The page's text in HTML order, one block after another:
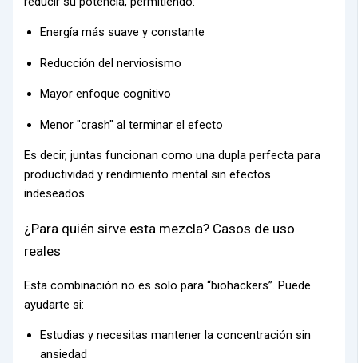
Energía más suave y constante
Reducción del nerviosismo
Mayor enfoque cognitivo
Menor "crash" al terminar el efecto
Es decir, juntas funcionan como una dupla perfecta para
productividad y rendimiento mental sin efectos
indeseados.
¿Para quién sirve esta mezcla? Casos de uso
reales
Esta combinación no es solo para “biohackers”. Puede
ayudarte si:
Estudias y necesitas mantener la concentración sin
ansiedad